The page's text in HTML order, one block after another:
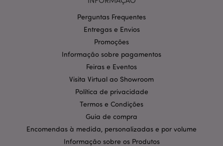
Perguntas Frequentes
Entregas e Envios
Promoções
Informação sobre pagamentos
Feiras e Eventos
Visita Virtual ao Showroom
Política de privacidade
Termos e Condições
Guia de compra
Encomendas à medida, personalizadas e por volume
Informação sobre os Produtos
mage-cache-storage-section-
PHPSESSID
PHP.net
Política de Privacidade da